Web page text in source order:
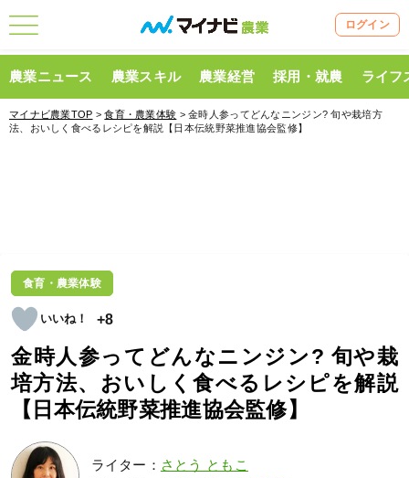
ログイン
農業ニュース 農業スキル 農業経営 採用・就農 ライフ
マイナビ農業TOP >食育・農業体験 > 金時人参ってどんなニンジン? 旬や栽培方
法、おいしく食べるレシピを解説【日本伝統野菜推進協会監修】
食育・農業体験
+8
金時人参ってどんなニンジン? 旬や栽
培方法、おいしく食べるレシピを解説
【日本伝統野菜推進協会監修】
ライター： さとう ともこ